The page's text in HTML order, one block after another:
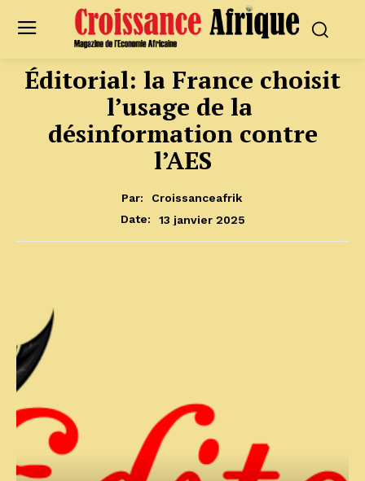
Éditorial: la France choisit
l’usage de la
désinformation contre
l’AES
Par:
Croissanceafrik
Date:
13 janvier 2025